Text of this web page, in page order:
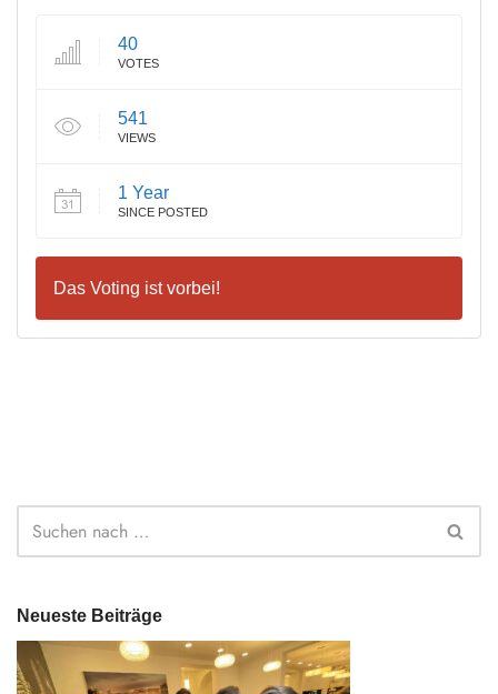
40
VOTES
541
VIEWS
1 Year
SINCE POSTED
Das Voting ist vorbei!
Neueste Beiträge